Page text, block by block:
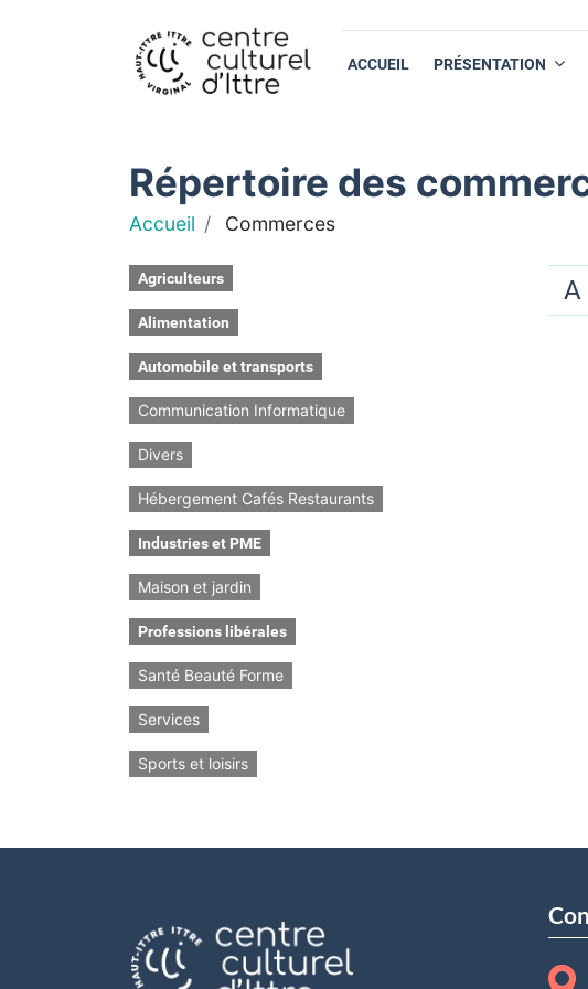
ACCUEIL PRÉSENTATION
Répertoire des
Accueil Commerces
Agriculteurs
Alimentation
Automobile et transports
Communication Informatique
Divers
Hébergement Cafés Restaurants
Industries et PME
Maison et jardin
Professions libérales
Santé Beauté Forme
Services
Sports et loisirs
A